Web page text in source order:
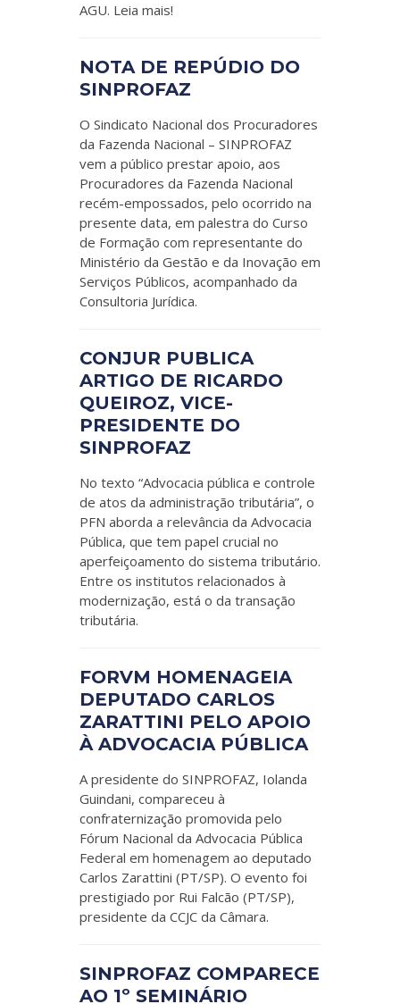
AGU. Leia mais!
NOTA DE REPÚDIO DO
SINPROFAZ
O Sindicato Nacional dos Procuradores
da Fazenda Nacional – SINPROFAZ
vem a público prestar apoio, aos
Procuradores da Fazenda Nacional
recém-empossados, pelo ocorrido na
presente data, em palestra do Curso
de Formação com representante do
Ministério da Gestão e da Inovação em
Serviços Públicos, acompanhado da
Consultoria Jurídica.
CONJUR PUBLICA
ARTIGO DE RICARDO
QUEIROZ, VICE-
PRESIDENTE DO
SINPROFAZ
No texto “Advocacia pública e controle
de atos da administração tributária”, o
PFN aborda a relevância da Advocacia
Pública, que tem papel crucial no
aperfeiçoamento do sistema tributário.
Entre os institutos relacionados à
modernização, está o da transação
tributária.
FORVM HOMENAGEIA
DEPUTADO CARLOS
ZARATTINI PELO APOIO
À ADVOCACIA PÚBLICA
A presidente do SINPROFAZ, Iolanda
Guindani, compareceu à
confraternização promovida pelo
Fórum Nacional da Advocacia Pública
Federal em homenagem ao deputado
Carlos Zarattini (PT/SP). O evento foi
prestigiado por Rui Falcão (PT/SP),
presidente da CCJC da Câmara.
SINPROFAZ COMPARECE
AO 1º SEMINÁRIO